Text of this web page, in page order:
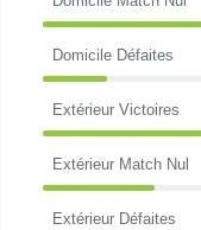
Domicile Défaites
Extérieur Victoires
Extérieur Match Nul
Extérieur Défaites